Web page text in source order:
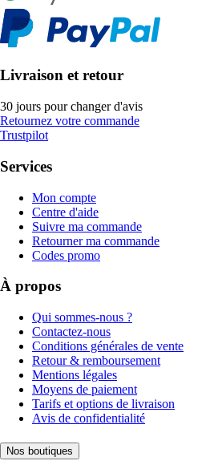
Livraison et retour
30 jours pour changer d'avis
Retournez votre commande
Trustpilot
Services
Mon compte
Centre d'aide
Suivre ma commande
Retourner ma commande
Codes promo
À propos
Qui sommes-nous ?
Contactez-nous
Conditions générales de vente
Retour & remboursement
Mentions légales
Moyens de paiement
Tarifs et options de livraison
Avis de confidentialité
Nos boutiques